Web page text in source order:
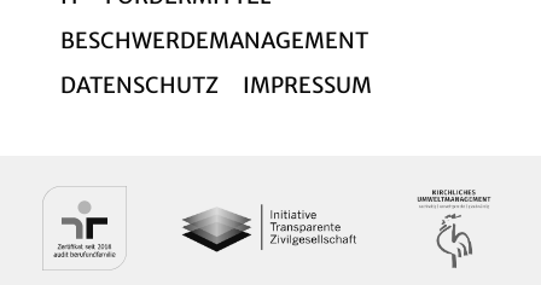
BESCHWERDEMANAGEMENT
DATENSCHUTZ
IMPRESSUM